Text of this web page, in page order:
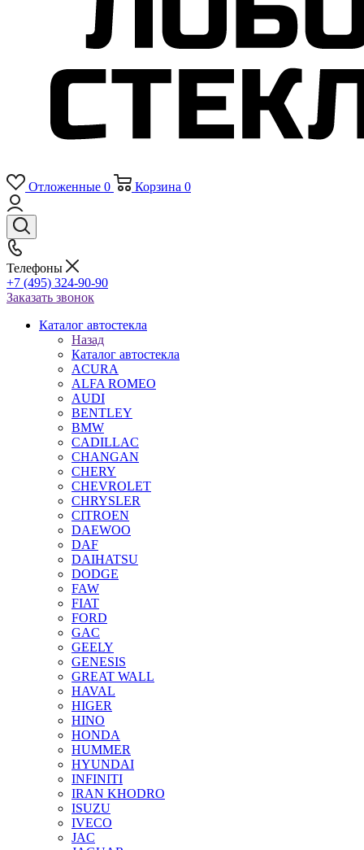
Отложенные 0 Корзина 0
Телефоны
+7 (495) 324-90-90
Заказать звонок
Каталог автостекла
Назад
Каталог автостекла
ACURA
ALFA ROMEO
AUDI
BENTLEY
BMW
CADILLAC
CHANGAN
CHERY
CHEVROLET
CHRYSLER
CITROEN
DAEWOO
DAF
DAIHATSU
DODGE
FAW
FIAT
FORD
GAC
GEELY
GENESIS
GREAT WALL
HAVAL
HIGER
HINO
HONDA
HUMMER
HYUNDAI
INFINITI
IRAN KHODRO
ISUZU
IVECO
JAC